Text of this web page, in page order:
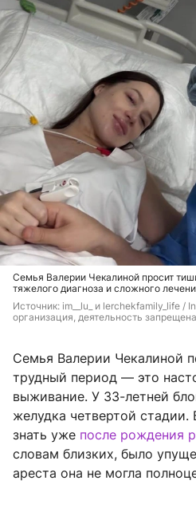
Семья Валерии Чекалиной просит
тяжелого диагноза и сложного
Источник: im__lu_ и lerchekfamily_life /
организация, деятельность
Семья Валерии Чекалиной
трудный период — это
выживание. У 33-летней
желудка четвертой стадии.
знать уже после рождения
словам близких, было
ареста она не могла